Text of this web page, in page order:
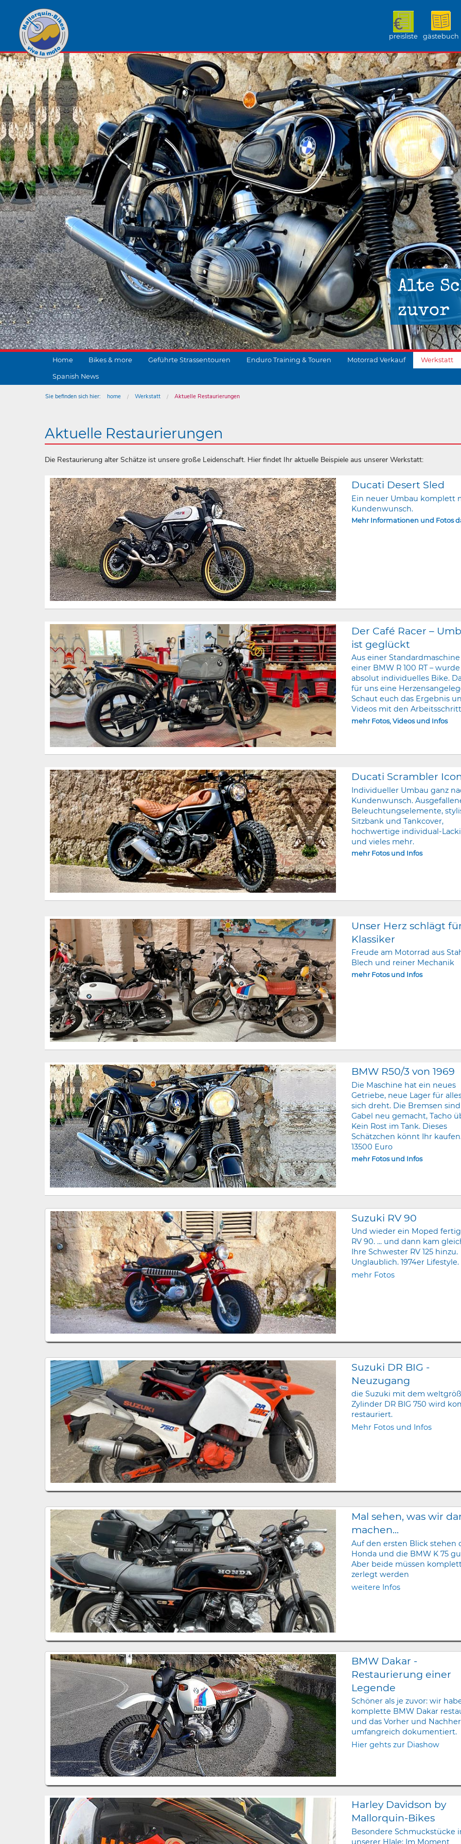
preisliste gästebuch
Alte
zuvor
1 von 1
Home Bikes & more Geführte Strassentouren Enduro Training & Touren Motorrad Verkauf Werkstatt
Spanish News
Sie befinden sich hier: home Werkstatt
Aktuelle Restaurierungen
Aktuelle Restaurierungen
Die Restaurierung alter Schätze ist unsere große Leidenschaft. Hier findet Ihr aktuelle Beispiele aus unserer Werkstatt:
Ducati Desert Sled
Ein neuer Umbau komplett
Kundenwunsch.
Mehr Informationen und Fotos
Der Café Racer –
ist geglückt
Aus einer Standardmaschine
einer BMW R 100 RT –
absolut individuelles Bike.
für uns eine
Schaut euch das Ergebnis
Videos mit den
mehr Fotos, Videos und Infos
Ducati Scrambler
Individueller Umbau ganz
Kundenwunsch.
Beleuchtungselemente,
Sitzbank und Tankcover,
hochwertige individual-
und vieles mehr.
mehr Fotos und Infos
Unser Herz schlägt
Klassiker
Freude am Motorrad aus
Blech und reiner Mechanik
mehr Fotos und Infos
BMW R50/3 von 1969
Die Maschine hat ein neues
Getriebe, neue Lager für
sich dreht. Die Bremsen
Gabel neu gemacht, Tacho
Kein Rost im Tank. Dieses
Schätzchen könnt Ihr
13500 Euro
mehr Fotos und Infos
Suzuki RV 90
Und wieder ein Moped
RV 90. ... und dann kam
Ihre Schwester RV 125 hinzu.
Unglaublich. 1974er Lifestyle.
mehr Fotos
Suzuki DR BIG -
Neuzugang
die Suzuki mit dem
Zylinder DR BIG 750 wird
restauriert.
Mehr Fotos und Infos
Mal sehen, was wir
machen...
Auf den ersten Blick stehen
Honda und die BMW K 75
Aber beide müssen
zerlegt werden
weitere Infos
BMW Dakar -
Restaurierung einer
Legende
Schöner als je zuvor: wir
komplette BMW Dakar
und das Vorher und Nachher
umfangreich dokumentiert.
Hier gehts zur Diashow
Harley Davidson by
Mallorquin-Bikes
Besondere Schmuckstücke
unserer Hlale: Im Moment